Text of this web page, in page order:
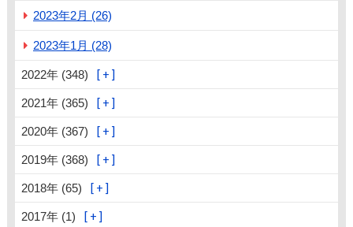
2023年2月 (26)
2023年1月 (28)
2022年 (348)
2021年 (365)
2020年 (367)
2019年 (368)
2018年 (65)
2017年 (1)